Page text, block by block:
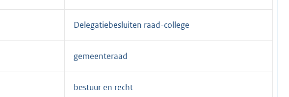
Delegatiebesluiten raad-college
gemeenteraad
bestuur en recht